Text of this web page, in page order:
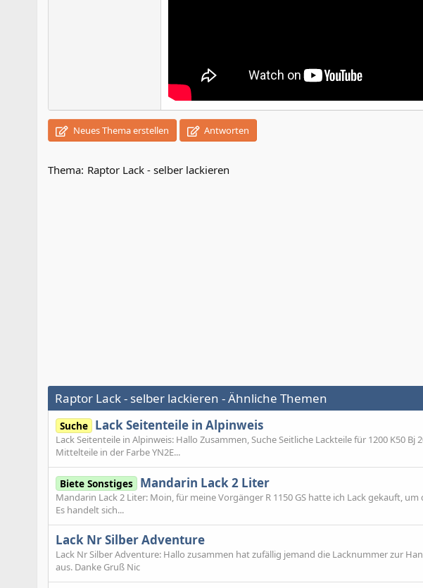
Neues Thema erstellen Antworten
Thema: Raptor Lack - selber lackieren
Raptor Lack - selber lackieren - Ähnliche Themen
Suche Lack Seitenteile in Alpinweis
Lack Seitenteile in Alpinweis: Hallo Zusammen, Suche Seitliche Lackteile für 1200 K50
Mittelteile in der Farbe YN2E...
Biete Sonstiges Mandarin Lack 2 Liter
Mandarin Lack 2 Liter: Moin, für meine Vorgänger R 1150 GS hatte ich Lack gekauft,
Es handelt sich...
Lack Nr Silber Adventure
Lack Nr Silber Adventure: Hallo zusammen hat zufällig jemand die Lacknummer zur
aus. Danke Gruß Nic